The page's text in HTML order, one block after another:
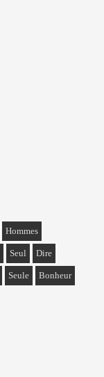
Hommes
Seul Dire
Seule Bonheur